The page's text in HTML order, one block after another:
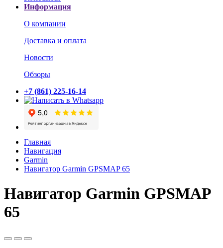
Информация
О компании
Доставка и оплата
Новости
Обзоры
+7 (861) 225-16-14
Главная
Навигация
Garmin
Навигатор Garmin GPSMAP 65
Навигатор Garmin GPSMAP
65